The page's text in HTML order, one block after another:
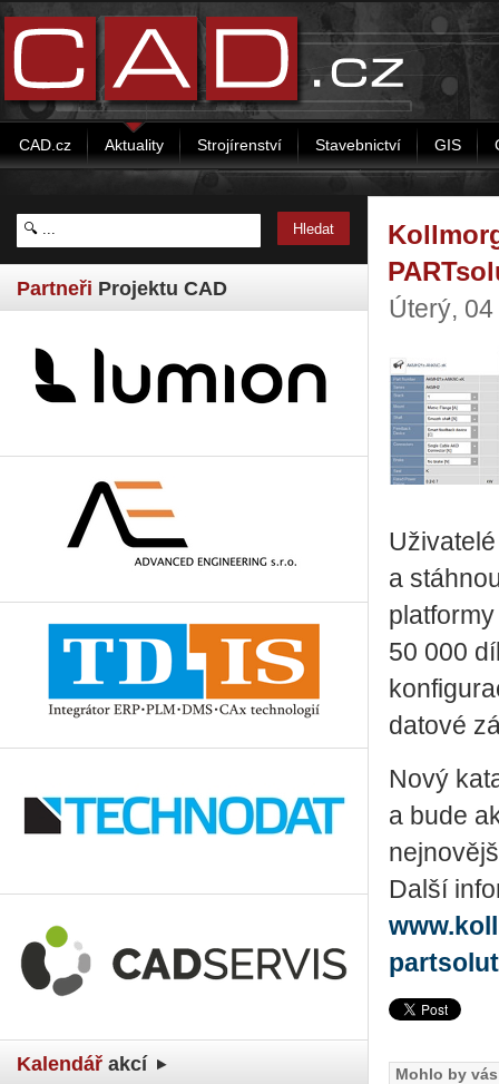
CAD.cz Aktuality Strojírenství Stavebnictví GIS
Partneři Projektu CAD
Kalendář akcí
Úterý,
a
50 000
datové
Nový
a bude
Další
Mohlo by